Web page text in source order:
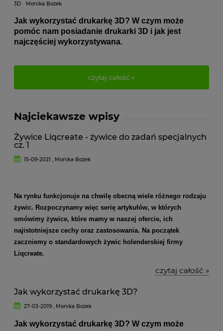
3D
Monika Bożek
Jak wykorzystać drukarkę 3D? W czym może
pomóc nam posiadanie drukarki 3D i jak jest
najczęściej wykorzystywana.
czytaj całość »
Najciekawsze wpisy
Żywice Liqcreate - żywice do zadań specjalnych
cz. 1
15-09-2021 , Monika Bożek
Na rynku funkcjonuje na chwilę obecną wiele różnego rodzaju
żywic. Rozpoczynamy więc serię artykułów, w których
omówimy żywice, które mamy w naszej ofercie, ich
najistotniejsze cechy oraz zastosowania. Na początek
zaczniemy o standardowych żywic holenderskiej firmy
Liqcreate.
czytaj całość »
Jak wykorzystać drukarkę 3D?
27-03-2019 , Monika Bożek
Jak wykorzystać drukarkę 3D? W czym może